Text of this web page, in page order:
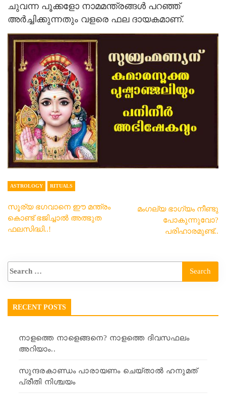
ചുവന്ന പൂക്കളോ നാമമന്ത്രങ്ങള്‍ പറഞ്ഞ്
അര്‍ച്ചിക്കുന്നതും വളരെ ഫല ദായകമാണ്.
ASTROLOGY RITUALS
സൂര്യ ഭഗവാനെ ഈ മന്ത്രം
കൊണ്ട് ഭജിച്ചാൽ അത്ഭുത
ഫലസിദ്ധി..!
മംഗല്യ ഭാഗ്യം നീണ്ടു
പോകുന്നുവോ?
പരിഹാരമുണ്ട്..
RECENT POSTS
നാളത്തെ നാളെങ്ങനെ? നാളത്തെ ദിവസഫലം
അറിയാം..
സുന്ദരകാണ്ഡം പാരായണം ചെയ്താൽ ഹനുമത്
പ്രീതി നിശ്ചയം